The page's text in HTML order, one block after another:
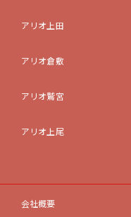
アリオ上田
アリオ倉敷
アリオ鷲宮
アリオ上尾
会社概要